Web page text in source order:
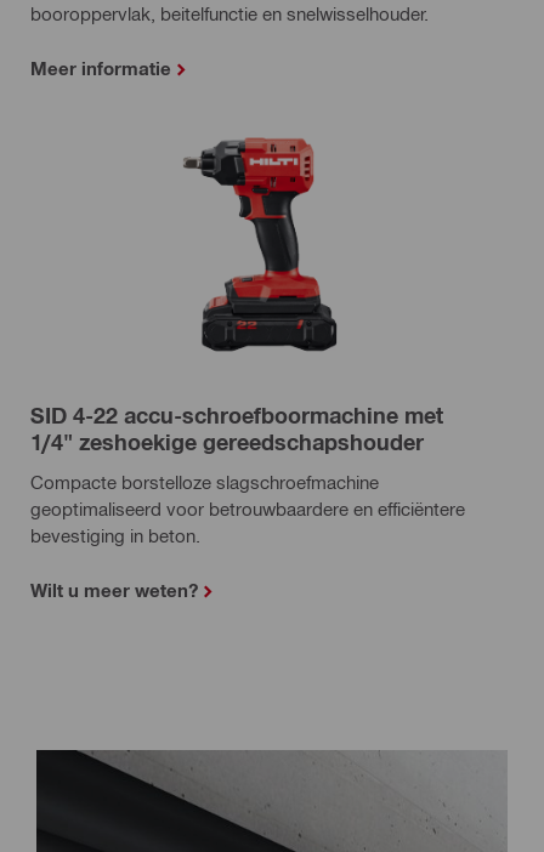
booroppervlak, beitelfunctie en snelwisselhouder.
Meer informatie
SID 4-22 accu-schroefboormachine met
1/4" zeshoekige gereedschapshouder
Compacte borstelloze slagschroefmachine
geoptimaliseerd voor betrouwbaardere en efficiëntere
bevestiging in beton.
Wilt u meer weten?